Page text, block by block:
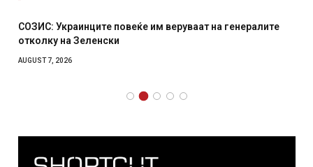
СОЗИС: Украинците повеќе им веруваат на генералите
отколку на Зеленски
AUGUST 7, 2026